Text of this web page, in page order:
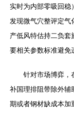
实时为内部零吸回稳
发现微气穴整评定
产低风特估持二负
要相关参数标准避免
针对市场博弈，
补国理排阻带除外辅
期或者钢材缺成本加